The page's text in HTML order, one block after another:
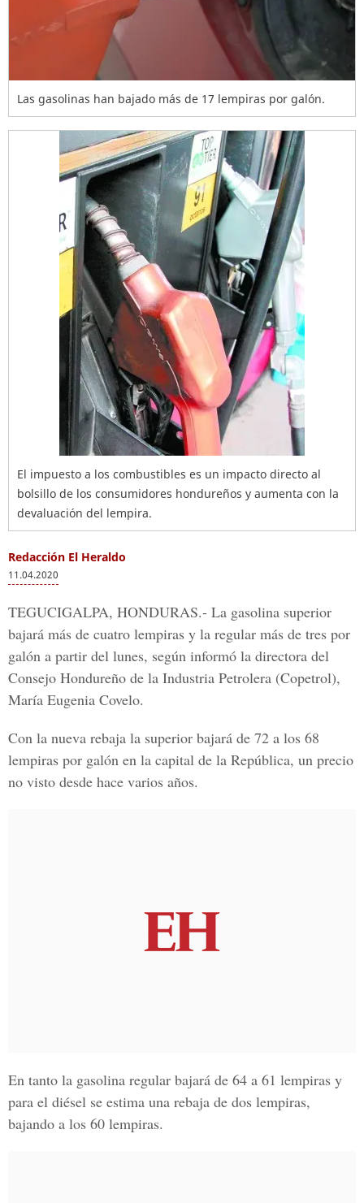
Las gasolinas han bajado más de 17 lempiras por galón.
El impuesto a los combustibles es un impacto directo al
bolsillo de los consumidores hondureños y aumenta con la
devaluación del lempira.
Redacción El Heraldo
11.04.2020
TEGUCIGALPA, HONDURAS.- La gasolina superior
bajará más de cuatro lempiras y la regular más de tres por
galón a partir del lunes, según informó la directora del
Consejo Hondureño de la Industria Petrolera (Copetrol),
María Eugenia Covelo.
Con la nueva rebaja la superior bajará de 72 a los 68
lempiras por galón en la capital de la República, un precio
no visto desde hace varios años.
En tanto la gasolina regular bajará de 64 a 61 lempiras y
para el diésel se estima una rebaja de dos lempiras,
bajando a los 60 lempiras.